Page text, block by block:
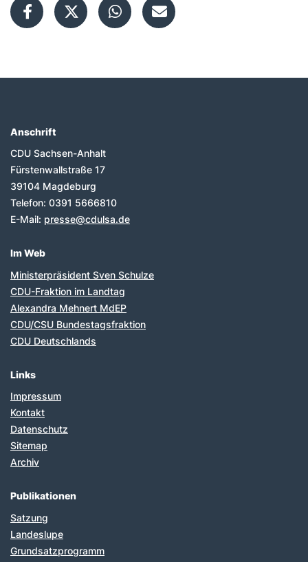
Fußbereich
Anschrift
CDU Sachsen-Anhalt
Fürstenwallstraße 17
39104 Magdeburg
Telefon: 0391 5666810
E-Mail: presse@cdulsa.de
Im Web
Ministerpräsident Sven Schulze
CDU-Fraktion im Landtag
Alexandra Mehnert MdEP
CDU/CSU Bundestagsfraktion
CDU Deutschlands
Links
Impressum
Kontakt
Datenschutz
Sitemap
Archiv
Publikationen
Satzung
Landeslupe
Grundsatzprogramm